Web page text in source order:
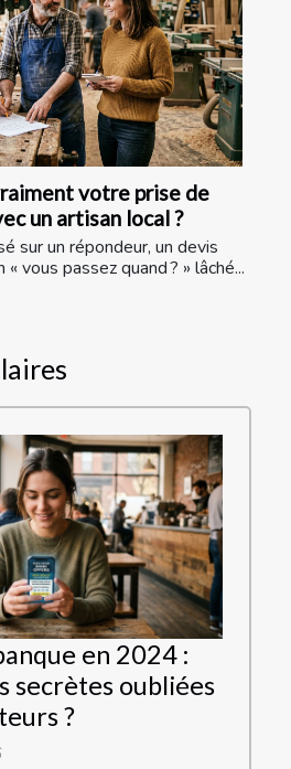
votre prise de
un artisan local ?
sur un répondeur, un devis
vous passez quand ? » lâché...
en 2024 :
secrètes oubliées
?